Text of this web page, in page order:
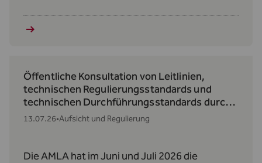
(MiCAR).
Öffentliche Konsultation von Leitlinien,
technischen Regulierungsstandards und
technischen Durchführungsstandards durch
die AMLA
13.07.26•Aufsicht und Regulierung
Die AMLA hat im Juni und Juli 2026 die